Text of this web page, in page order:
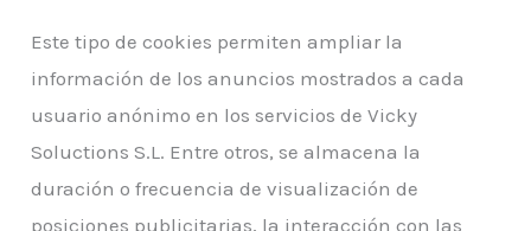
Este tipo de cookies permiten ampliar la
información de los anuncios mostrados a cada
usuario anónimo en los servicios de Vicky
Soluctions S.L. Entre otros, se almacena la
duración o frecuencia de visualización de
posiciones publicitarias, la interacción con las